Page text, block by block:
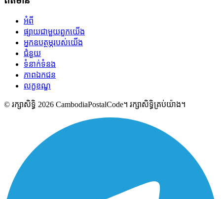
អំពី
ផ្សាយជាមួយពួកយើង
អ្នកឧបត្ថម្ភរបស់យើង
ជំនួយ
ទំនាក់ទំនង
ភាពឯកជន
លក្ខខណ្ឌ
© រក្សាសិទ្ធិ 2026 CambodiaPostalCode។ រក្សាសិទ្ធិគ្រប់យ៉ាង។